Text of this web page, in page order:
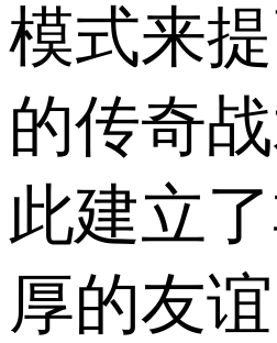
模式来
的传奇
此建立
厚的友谊